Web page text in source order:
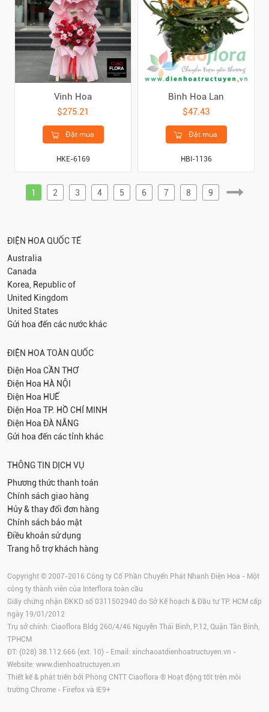
Vinh Hoa
$275.21
Đặt mua
HKE-6169
Bình Hoa Lan
$47.43
Đặt mua
HBI-1136
1 2 3 4 5 6 7 8 9
ĐIỆN HOA QUỐC TẾ
Australia
Canada
Korea, Republic of
United Kingdom
United States
Gửi hoa đến các nước khác
ĐIỆN HOA TOÀN QUỐC
Điện Hoa CẦN THƠ
Điện Hoa HÀ NỘI
Điện Hoa HUẾ
Điện Hoa TP. HỒ CHÍ MINH
Điện Hoa ĐÀ NẴNG
Gửi hoa đến các tỉnh khác
THÔNG TIN DỊCH VỤ
Phương thức thanh toán
Chính sách giao hàng
Hủy & thay đổi đơn hàng
Chính sách bảo mật
Điều khoản sử dụng
Trang hỗ trợ khách hàng
Copyright © 2007-2016 Công ty Cổ Phần Chuyển Phát Nhanh Điện Hoa - Một
công ty thành viên của Interflora toàn cầu
Giấy chứng nhận ĐKKD số 0311502940 do Sở Kế hoạch & Đầu tư TP. HCM cấp
ngày 19/01/2012
Trụ sở chính: Ciaoflora Bldg 260/4/46 Nguyễn Thái Bình, P.12, Quận Tân Bình,
TPHCM
ĐT: (028) 38.112.666 (ext. 10) - Email: xinchaoatdienhoatructuyen.vn -
Website: www.dienhoatructuyen.vn
Thiết kế & phát triển bởi Phòng CNTT Ciaoflora ® Hoạt động tốt trên môi
trường Chrome - Firefox và IE9+